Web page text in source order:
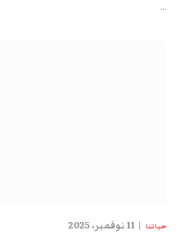
…
حياتنا 11 نوفمبر، 2025